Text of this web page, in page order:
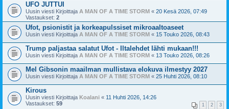
UFO JUTTUI
Uusin viesti Kirjoittaja A MAN OF A TIME STORM « 20 Kesä 2026, 07:49
Vastaukset: 2
Ufot, psionistit ja korkeapulssiset mikroaaltoaseet
Uusin viesti Kirjoittaja A MAN OF A TIME STORM « 15 Touko 2026, 08:43
Trump paljastaa salatut Ufot - Iltalehdet lähti mukaan!!!
Uusin viesti Kirjoittaja A MAN OF A TIME STORM « 13 Touko 2026, 08:26
Mel Gibsonin maailman mullistava elokuva ilmestyy 2027
Uusin viesti Kirjoittaja A MAN OF A TIME STORM « 25 Huhti 2026, 08:10
Kirous
Uusin viesti Kirjoittaja Koalani « 11 Huhti 2026, 14:26
Vastaukset: 59 1 2 3